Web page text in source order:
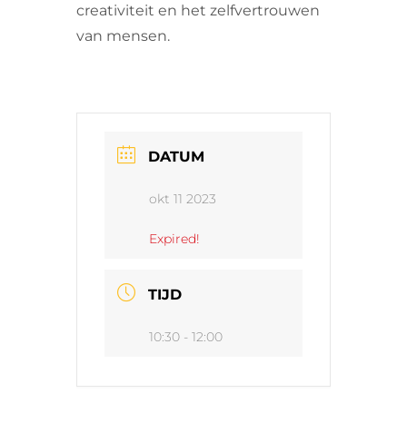
creativiteit en het zelfvertrouwen
van mensen.
DATUM
okt 11 2023
Expired!
TIJD
10:30 - 12:00